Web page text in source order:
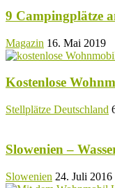
9 Campingplätze
Magazin 16. Mai 2019
Kostenlose
Stellplätze Deutschland
Slowenien –
Slowenien 24. Juli 2016